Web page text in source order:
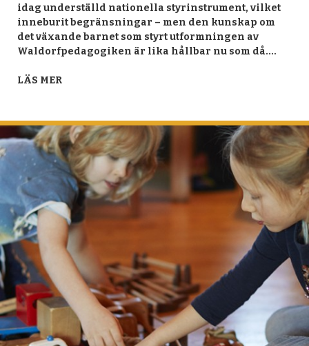
idag underställd nationella styrinstrument, vilket
inneburit begränsningar – men den kunskap om
det växande barnet som styrt utformningen av
Waldorfpedagogiken är lika hållbar nu som då.…
LÄS MER